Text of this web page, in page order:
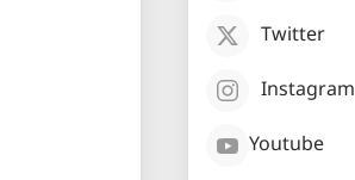
Twitter
Instagram
Youtube